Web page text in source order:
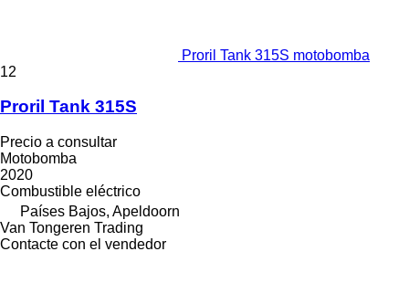
Proril Tank 315S motobomba
12
Proril Tank 315S
Precio a consultar
Motobomba
2020
Combustible eléctrico
Países Bajos, Apeldoorn
Van Tongeren Trading
Contacte con el vendedor